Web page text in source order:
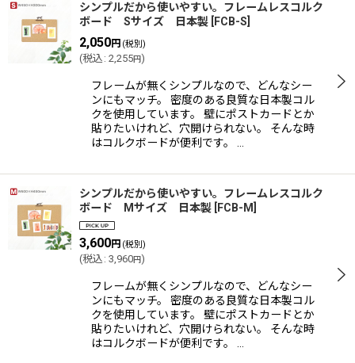
シンプルだから使いやすい。フレームレスコルク
ボード Sサイズ 日本製
FCB-S
2,050円 (税別)
(税込 : 2,255円)
フレームが無くシンプルなので、どんなシー
ンにもマッチ。 密度のある良質な日本製コル
クを使用しています。 壁にポストカードとか
貼りたいけれど、穴開けられない。 そんな時
はコルクボードが便利です。 …
シンプルだから使いやすい。フレームレスコルク
ボード Mサイズ 日本製
FCB-M
3,600円 (税別)
(税込 : 3,960円)
フレームが無くシンプルなので、どんなシー
ンにもマッチ。 密度のある良質な日本製コル
クを使用しています。 壁にポストカードとか
貼りたいけれど、穴開けられない。 そんな時
はコルクボードが便利です。 …